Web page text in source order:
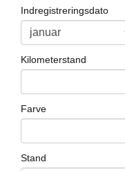
Indregistreringsdato
Kilometerstand
Farve
Stand